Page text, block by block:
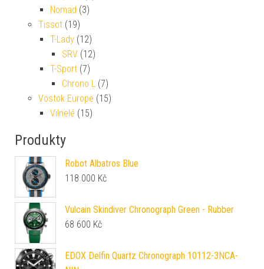
Nomad (3)
Tissot (19)
T-Lady (12)
SRV (12)
T-Sport (7)
Chrono L (7)
Vostok Europe (15)
Vilnelé (15)
Produkty
Robot Albatros Blue
118 000 Kč
Vulcain Skindiver Chronograph Green - Rubber
68 600 Kč
EDOX Delfin Quartz Chronograph 10112-3NCA-